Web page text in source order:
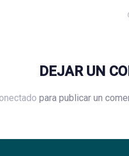
DEJAR UN
para publicar un